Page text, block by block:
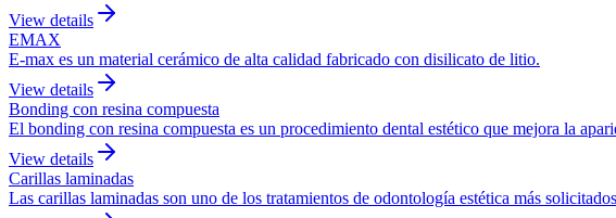
View details
EMAX
E-max es un material cerámico de alta calidad fabricado con disilicato de litio.
View details
Bonding con resina compuesta
El bonding con resina compuesta es un procedimiento dental estético que mejora la
View details
Carillas laminadas
Las carillas laminadas son uno de los tratamientos de odontología estética más